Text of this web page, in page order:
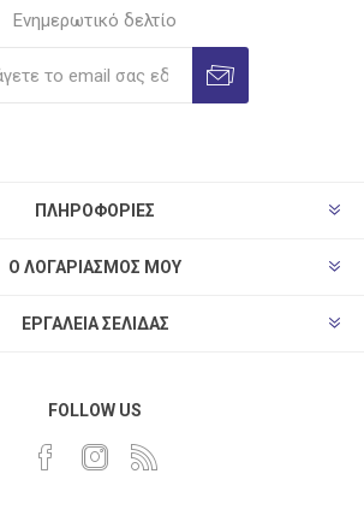
Ενημερωτικό δελτίο
ΠΛΗΡΟΦΟΡΊΕΣ
Ο ΛΟΓΑΡΙΑΣΜΌΣ ΜΟΥ
ΕΡΓΑΛΕΊΑ ΣΕΛΊΔΑΣ
FOLLOW US